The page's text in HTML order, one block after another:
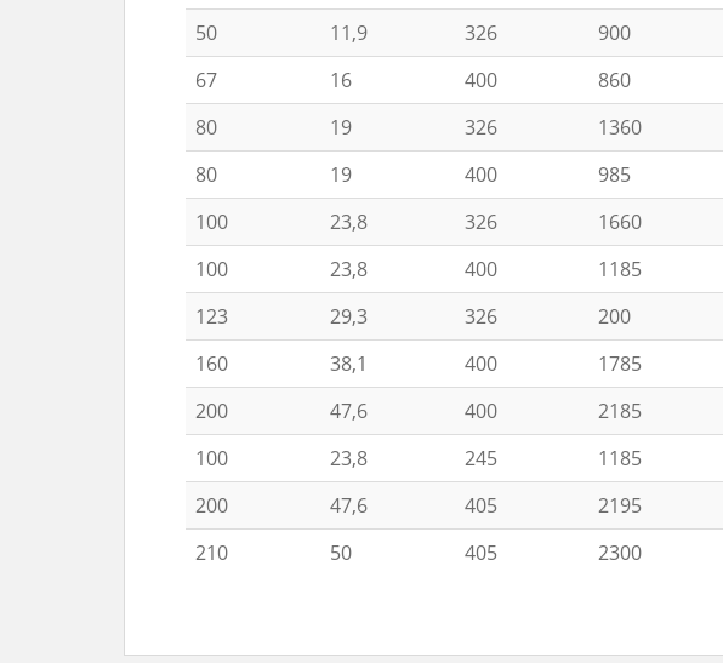
50
11,9 326 900
67
16 400 860
80
19 326 1360
80
19 400 985
100
23,8 326 1660
100
23,8 400 1185
123
29,3 326 200
160
38,1 400 1785
200
47,6 400 2185
100
23,8 245 1185
200
47,6 405 2195
210
50 405 2300